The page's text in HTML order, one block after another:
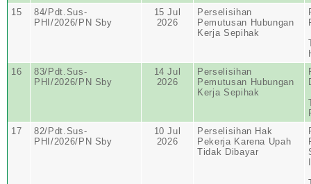
15
84/Pdt.Sus-
PHI/2026/PN Sby
15 Jul
2026
Perselisihan
Pemutusan Hubungan
Kerja Sepihak
16
83/Pdt.Sus-
PHI/2026/PN Sby
14 Jul
2026
Perselisihan
Pemutusan Hubungan
Kerja Sepihak
17
82/Pdt.Sus-
PHI/2026/PN Sby
10 Jul
2026
Perselisihan Hak
Pekerja Karena Upah
Tidak Dibayar